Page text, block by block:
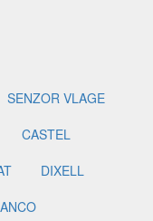
SENZOR VLAGE
CASTEL
DIXELL